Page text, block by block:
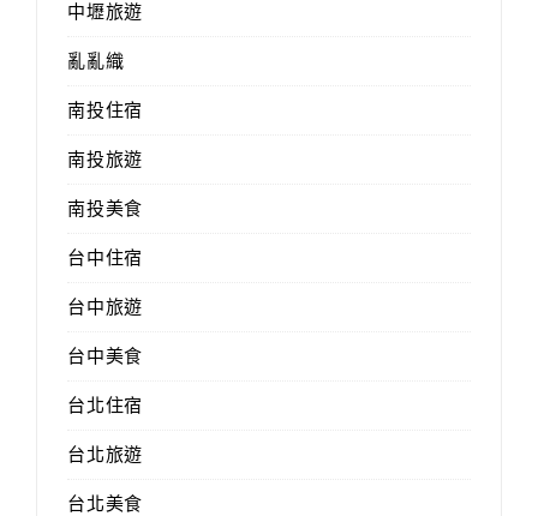
中壢旅遊
亂亂織
南投住宿
南投旅遊
南投美食
台中住宿
台中旅遊
台中美食
台北住宿
台北旅遊
台北美食